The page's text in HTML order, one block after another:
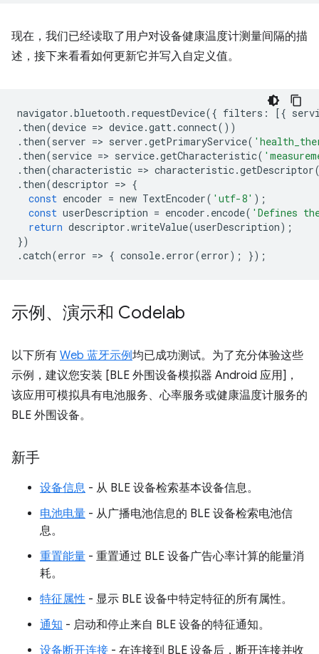
现在，我们已经读取了用户对设备健康温度计测量间隔的描
述，接下来看看如何更新它并写入自定义值。
navigator .bluetooth . requestDevice({ filters : [{
. then(device => device.gatt.connect())
. then(server => server .getPrimaryService(
. then(service => service.getCharacteristic(
. then(characteristic => characteristic.getDescriptor
. then(descriptor => {
const encoder = new TextEncoder( 'utf-8' );
const userDescription = encoder . encode( 'Defines
return descriptor .writeValue(userDescription);
})
.catch(error => { console. error(error); });
示例、演示和 Codelab
以下所有 Web 蓝牙示例均已成功测试。为了充分体验这些
示例，建议您安装 [BLE 外围设备模拟器 Android 应用]，
该应用可模拟具有电池服务、心率服务或健康温度计服务的
BLE 外围设备。
新手
设备信息 - 从 BLE 设备检索基本设备信息。
电池电量 - 从广播电池信息的 BLE 设备检索电池信
息。
重置能量 - 重置通过 BLE 设备广告心率计算的能量消
耗。
特征属性 - 显示 BLE 设备中特定特征的所有属性。
通知 - 启动和停止来自 BLE 设备的特征通知。
设备断开连接 - 在连接到 BLE 设备后，断开连接并收